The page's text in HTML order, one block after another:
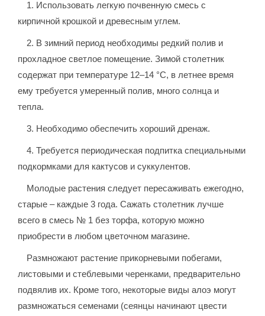
1. Использовать легкую почвенную смесь с
кирпичной крошкой и древесным углем.
2. В зимний период необходимы редкий полив и
прохладное светлое помещение. Зимой столетник
содержат при температуре 12–14 °C, в летнее время
ему требуется умеренный полив, много солнца и
тепла.
3. Необходимо обеспечить хороший дренаж.
4. Требуется периодическая подпитка специальными
подкормками для кактусов и суккулентов.
Молодые растения следует пересаживать ежегодно,
старые – каждые 3 года. Сажать столетник лучше
всего в смесь № 1 без торфа, которую можно
приобрести в любом цветочном магазине.
Размножают растение прикорневыми побегами,
листовыми и стеблевыми черенками, предварительно
подвялив их. Кроме того, некоторые виды алоэ могут
размножаться семенами (сеянцы начинают цвести